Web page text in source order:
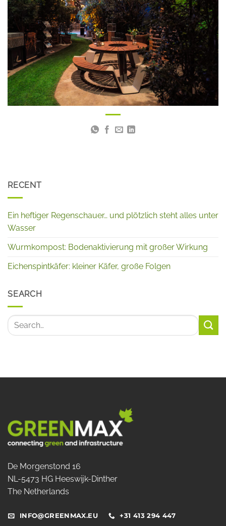
RECENT
Ein heftiger Regenschauer… und plötzlich steht alles unter
Wasser
Wurmkompost: Bodenaktivierung mit großer Wirkung
Eichenspintkäfer: kleiner Käfer, große Folgen
SEARCH
De Morgenstond 16
NL-5473 HG Heeswijk-Dinther
The Netherlands
INFO@GREENMAX.EU +31 413 294 447